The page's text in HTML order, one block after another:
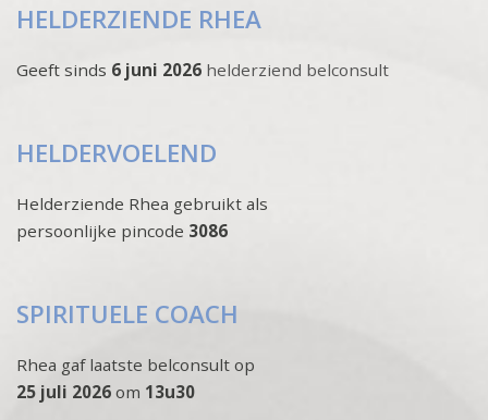
HELDERZIENDE RHEA
Geeft sinds 6 juni 2026 helderziend belconsult
HELDERVOELEND
Helderziende Rhea gebruikt als
persoonlijke pincode 3086
SPIRITUELE COACH
Rhea gaf laatste belconsult op
25 juli 2026 om 13u30